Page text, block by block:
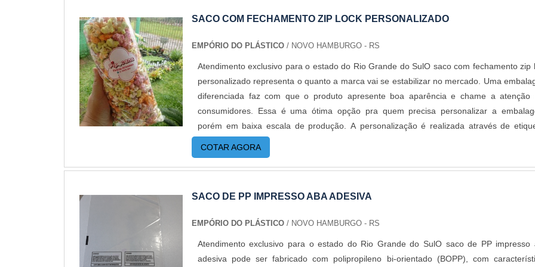
com fábricas ainda mais modernas e custos reduzidos. Aumentando, assim, o mix de
informações, basta solicitar um orçamento..
SACO COM FECHAMENTO ZIP LOCK PERSONALIZADO
EMPÓRIO DO PLÁSTICO/ NOVO HAMBURGO - RS
Atendimento exclusivo para o estado do Rio Grande do SulO saco com fechamento zip
personalizado representa o quanto a marca vai se estabilizar no mercado. Uma
diferenciada faz com que o produto apresente boa aparência e chame a atenção
consumidores. Essa é uma ótima opção pra quem precisa personalizar a
porém em baixa escala de produção. A personalização é realizada através de
adesivas aonde é impressa todos os dados que o cliente solicita ,dando um acabamento
perfeito que se assemelha muito ao impresso. O PRODUTO GARANTE UMA SÉRIE
BENEFÍCIOSO saco de plástico zip personalizados é composto de polietileno de
plástico zip personalizados possui um sistema prático de fechamento, dispensando o uso
qualidade após a abertura. Basta fechar novamente que a proteção continua,
vida útil do produto e facilitando a vida do consumidor.São produzidos sob medida,
COTAR AGORA
SACO DE PP IMPRESSO ABA ADESIVA
EMPÓRIO DO PLÁSTICO/ NOVO HAMBURGO - RS
Atendimento exclusivo para o estado do Rio Grande do SulO saco de PP impresso
adesiva pode ser fabricado com polipropileno bi-orientado (BOPP), com